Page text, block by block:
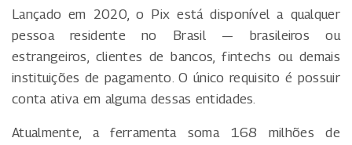
Lançado em 2020, o Pix está disponível a qualquer
pessoa residente no Brasil — brasileiros ou
estrangeiros, clientes de bancos, fintechs ou demais
instituições de pagamento. O único requisito é possuir
conta ativa em alguma dessas entidades.
Atualmente, a ferramenta soma 168 milhões de